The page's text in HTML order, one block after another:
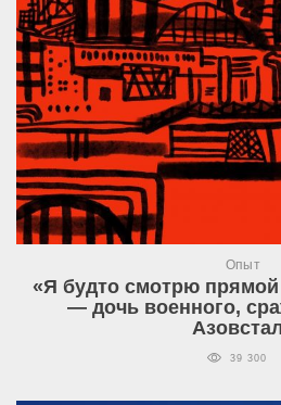
Опыт
«Я будто смотрю прямой
— дочь военного,
39 300